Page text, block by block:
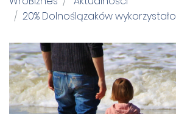
20% Dolnoślązaków